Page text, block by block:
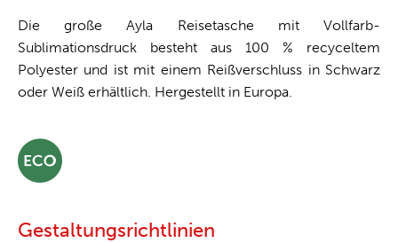
Die große Ayla Reisetasche mit Vollfarb-
Sublimationsdruck besteht aus 100 % recyceltem
Polyester und ist mit einem Reißverschluss in Schwarz
oder Weiß erhältlich. Hergestellt in Europa.
Gestaltungsrichtlinien